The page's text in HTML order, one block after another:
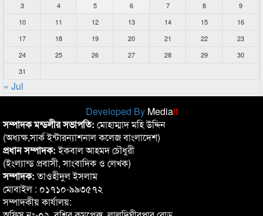
3
4 5 6 7 8
9
10
11 12 13 14 15
16
17
18 19 20 21 22
23
24
25 26 27 28 29
30
31
« Jul
Developed By Mediait
সম্পাদক মন্ডলীর সভাপতি: মোহাম্মাদ মহি উদ্দিন
(অধ্যক্ষ,সার্ক ইন্টারন্যাশনাল কলেজ বাংলাদেশ)
প্রধান সম্পাদক:ইকবাল আহমদ চৌধুরী
(ইংল্যান্ড প্রবাসী, সাংবাদিক ও লেখক)
সম্পাদক:তাওহীদুল ইসলাম
মোবাইল : ০১৭১০-৯৯৩৫৭২
সম্পাদকীয় কার্যালয়: